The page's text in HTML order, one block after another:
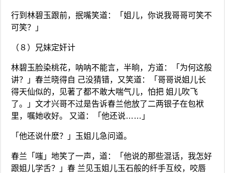
行到林碧玉跟前，抿嘴笑道：「姐儿，你说我哥哥可笑不
可笑？」
（８）兄妹定奸计
林碧玉脸染桃花，呐呐不能言，半晌，方道：「为何这般
讲？」春兰晓得自 己没猜错，又笑道：「哥哥说姐儿长
得天仙似的，见著了都不敢大喘气儿，怕把 姐儿吹飞
了。」文才兴哥不过是告诉春兰他放了二两银子在包袱
里，嘱她收好。 又道：「他还说……」
「他还说什麽？」玉姐儿急问道。
春兰「嗤」地笑了一声，道：「他说的那些混话，我怎好
跟姐儿学舌？」春 兰见玉姐儿玉石般的纤手互绞，咬唇